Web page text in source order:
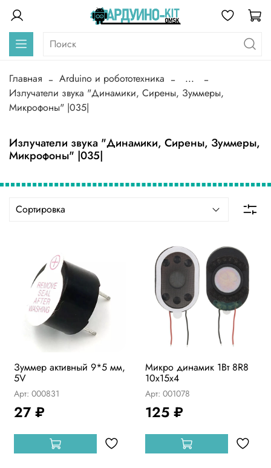
Главная Arduino и робототехника
...
Излучатели звука "Динамики, Сирены, Зуммеры,
Микрофоны" |035|
Излучатели звука "Динамики, Сирены, Зуммеры,
Микрофоны" |035|
Зуммер активный 9*5 мм,
5V
Арт: 000831
27 ₽
Микро динамик 1Вт 8R8
10x15x4
Арт: 001078
125 ₽